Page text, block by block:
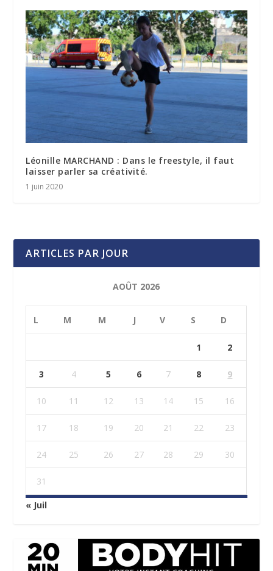
Léonille MARCHAND : Dans le freestyle, il faut
laisser parler sa créativité.
1 juin 2020
ARTICLES PAR JOUR
AOÛT 2026
L M M J V S D
1 2
3 4 5 6 7 8 9
10 11 12 13 14 15 16
17 18 19 20 21 22 23
24 25 26 27 28 29 30
31
« Juil